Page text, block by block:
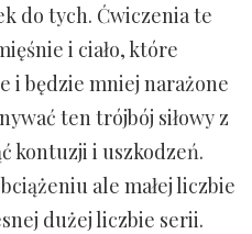
do tych. Ćwiczenia te
i ciało, które
i będzie mniej narażone
ten trójbój siłowy z
kontuzji i uszkodzeń.
ale małej liczbie
dużej liczbie serii.